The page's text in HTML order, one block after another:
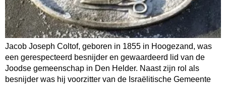
Jacob Joseph Coltof, geboren in 1855 in Hoogezand, was
een gerespecteerd besnijder en gewaardeerd lid van de
Joodse gemeenschap in Den Helder. Naast zijn rol als
besnijder was hij voorzitter van de Israëlitische Gemeente